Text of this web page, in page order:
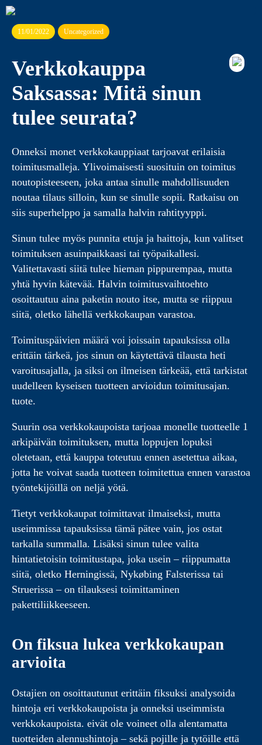
11/01/2022 Uncategorized
Verkkokauppa
Saksassa: Mitä sinun
tulee seurata?
Onneksi monet verkkokauppiaat tarjoavat erilaisia
toimitusmalleja. Ylivoimaisesti suosituin on toimitus
noutopisteeseen, joka antaa sinulle mahdollisuuden
noutaa tilaus silloin, kun se sinulle sopii. Ratkaisu on
siis superhelppo ja samalla halvin rahtityyppi.
Sinun tulee myös punnita etuja ja haittoja, kun valitset
toimituksen asuinpaikkaasi tai työpaikallesi.
Valitettavasti siitä tulee hieman pippurempaa, mutta
yhtä hyvin kätevää. Halvin toimitusvaihtoehto
osoittautuu aina paketin nouto itse, mutta se riippuu
siitä, oletko lähellä verkkokaupan varastoa.
Toimituspäivien määrä voi joissain tapauksissa olla
erittäin tärkeä, jos sinun on käytettävä tilausta heti
varoitusajalla, ja siksi on ilmeisen tärkeää, että tarkistat
uudelleen kyseisen tuotteen arvioidun toimitusajan.
tuote.
Suurin osa verkkokaupoista tarjoaa monelle tuotteelle 1
arkipäivän toimituksen, mutta loppujen lopuksi
oletetaan, että kauppa toteutuu ennen asetettua aikaa,
jotta he voivat saada tuotteen toimitettua ennen varastoa
työntekijöillä on neljä yötä.
Tietyt verkkokaupat toimittavat ilmaiseksi, mutta
useimmissa tapauksissa tämä pätee vain, jos ostat
tarkalla summalla. Lisäksi sinun tulee valita
hintatietoisin toimitustapa, joka usein – riippumatta
siitä, oletko Herningissä, Nykøbing Falsterissa tai
Struerissa – on tilauksesi toimittaminen
pakettiliikkeeseen.
On fiksua lukea verkkokaupan
arvioita
Ostajien on osoittautunut erittäin fiksuksi analysoida
hintoja eri verkkokaupoista ja onneksi useimmista
verkkokaupoista. eivät ole voineet olla alentamatta
tuotteiden alennushintoja – sekä pojille ja tytöille että